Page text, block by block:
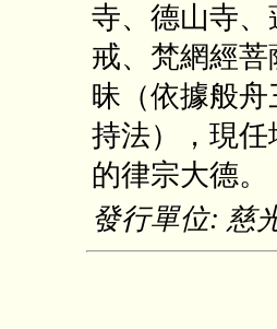
寺、德山寺
戒、梵網經
昧（依據般
持法），現
的律宗大德。
發行單位: 慈